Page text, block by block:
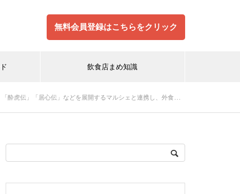
無料会員登録はこちらをクリック
飲食店まめ知識
どを展開するマルシェと連携し、外食事業売上500億円体制の実現を加速